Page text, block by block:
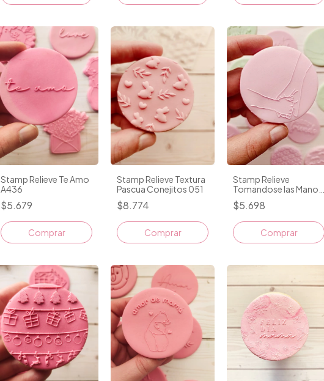
Stamp Relieve Te Amo
A436
$5.679
Stamp Relieve Textura
Pascua Conejitos 051
$8.774
Comprar
Stamp Relieve
Tomandose las Manos
A329
$5.698